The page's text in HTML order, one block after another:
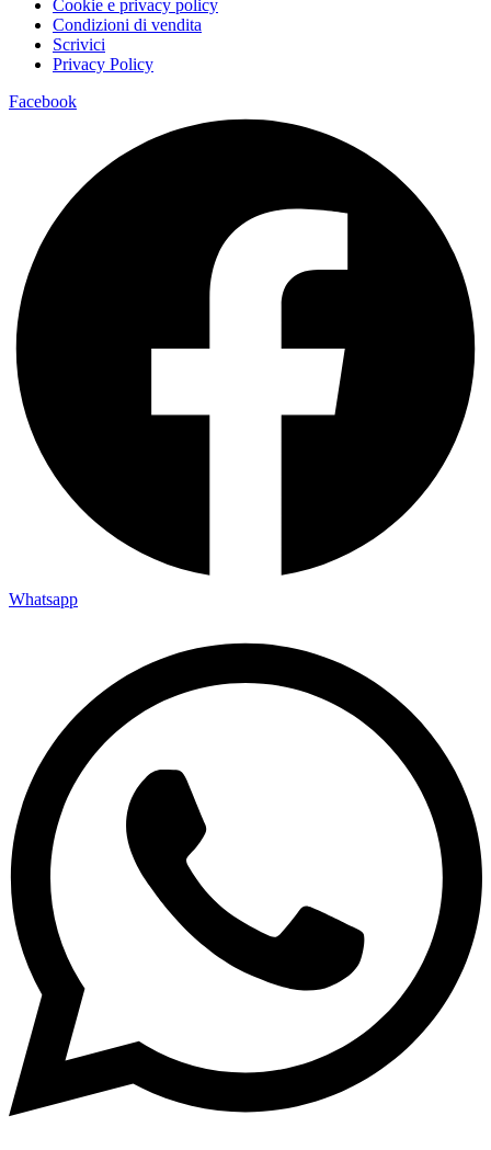
Cookie e privacy policy
Condizioni di vendita
Scrivici
Privacy Policy
Facebook
Whatsapp